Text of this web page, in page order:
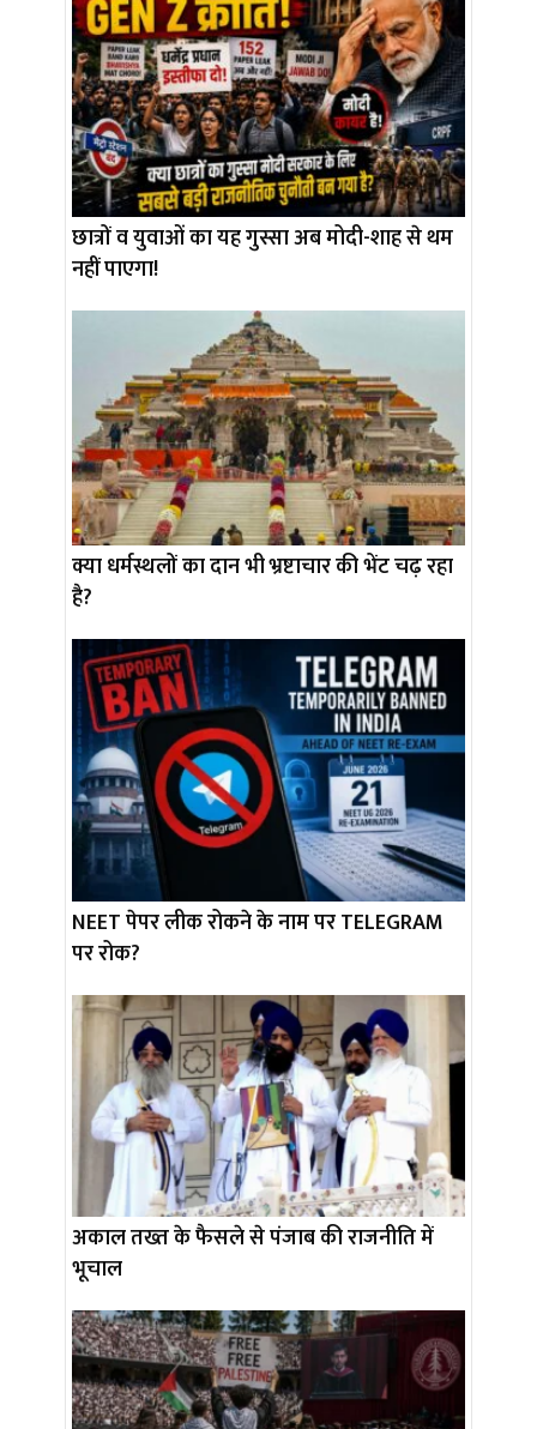
छात्रों व युवाओं का यह गुस्सा अब मोदी-शाह से थम
नहीं पाएगा!
क्या धर्मस्थलों का दान भी भ्रष्टाचार की भेंट चढ़ रहा
है?
NEET पेपर लीक रोकने के नाम पर TELEGRAM
पर रोक?
अकाल तख्त के फैसले से पंजाब की राजनीति में
भूचाल